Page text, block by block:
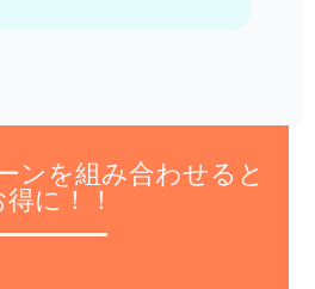
ンを組み合わせると
得に！！